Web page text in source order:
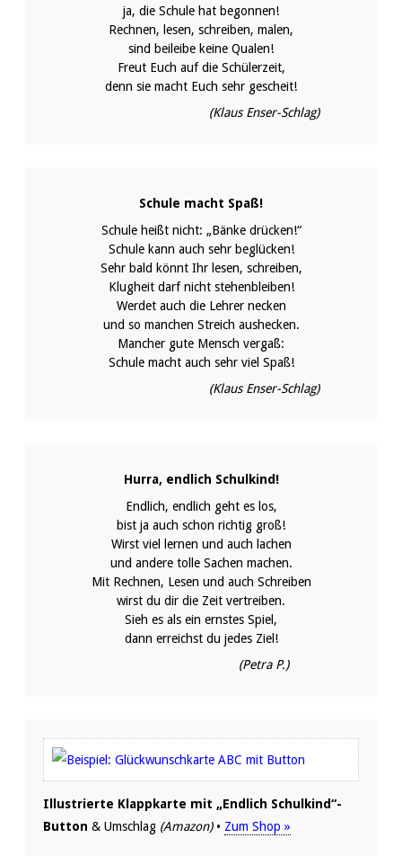
ja, die Schule hat begonnen!
Rechnen, lesen, schreiben, malen,
sind beileibe keine Qualen!
Freut Euch auf die Schülerzeit,
denn sie macht Euch sehr gescheit!
(Klaus Enser-Schlag)
Schule macht Spaß!
Schule heißt nicht: „Bänke drücken!“
Schule kann auch sehr beglücken!
Sehr bald könnt Ihr lesen, schreiben,
Klugheit darf nicht stehenbleiben!
Werdet auch die Lehrer necken
und so manchen Streich aushecken.
Mancher gute Mensch vergaß:
Schule macht auch sehr viel Spaß!
(Klaus Enser-Schlag)
Hurra, endlich Schulkind!
Endlich, endlich geht es los,
bist ja auch schon richtig groß!
Wirst viel lernen und auch lachen
und andere tolle Sachen machen.
Mit Rechnen, Lesen und auch Schreiben
wirst du dir die Zeit vertreiben.
Sieh es als ein ernstes Spiel,
dann erreichst du jedes Ziel!
(Petra P.)
Illustrierte Klappkarte mit „Endlich Schulkind“-
Button & Umschlag (Amazon)• Zum Shop »